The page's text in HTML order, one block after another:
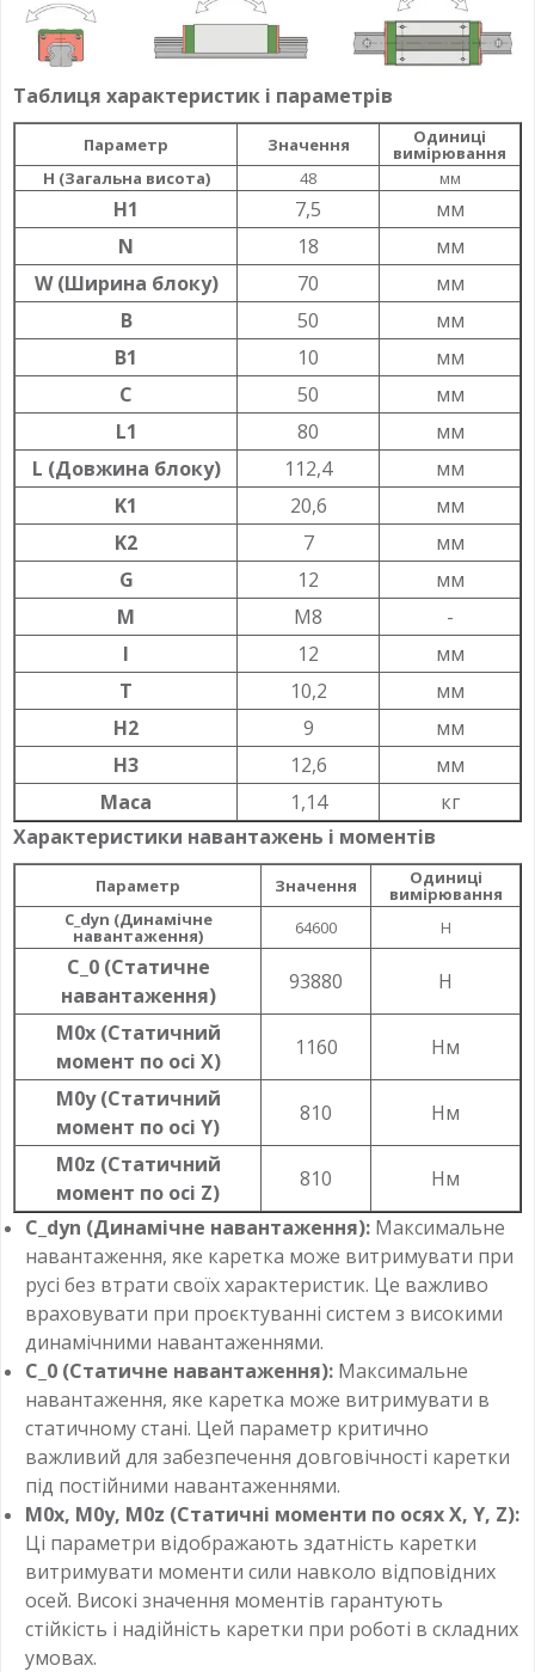
Таблиця характеристик і параметрів
Параметр Значення Одиниці
вимірювання
H (Загальна висота)
48 мм
H1 7,5
мм
N
18
мм
W (Ширина блоку)
70
мм
B
50
мм
B1
10
мм
C
50
мм
L1
80
мм
L (Довжина блоку)
112,4
мм
K1
20,6
мм
K2
7
мм
G
12
мм
M
M8
-
l
12
мм
T
10,2
мм
H2
9
мм
H3
12,6
мм
Маса
1,14
кг
Характеристики навантажень і моментів
Параметр Значення Одиниці
вимірювання
C_dyn (Динамічне
навантаження) 64600 Н
C_0 (Статичне
навантаження)
93880
Н
M0x (Статичний
момент по осі X)
1160
Нм
M0y (Статичний
момент по осі Y)
810
Нм
M0z (Статичний
момент по осі Z)
810
Нм
C_dyn (Динамічне навантаження): Максимальне
навантаження, яке каретка може витримувати при
русі без втрати своїх характеристик. Це важливо
враховувати при проєктуванні систем з високими
динамічними навантаженнями.
C_0 (Статичне навантаження): Максимальне
навантаження, яке каретка може витримувати в
статичному стані. Цей параметр критично
важливий для забезпечення довговічності каретки
під постійними навантаженнями.
M0x, M0y, M0z (Статичні моменти по осях X, Y, Z):
Ці параметри відображають здатність каретки
витримувати моменти сили навколо відповідних
осей. Високі значення моментів гарантують
стійкість і надійність каретки при роботі в складних
умовах.